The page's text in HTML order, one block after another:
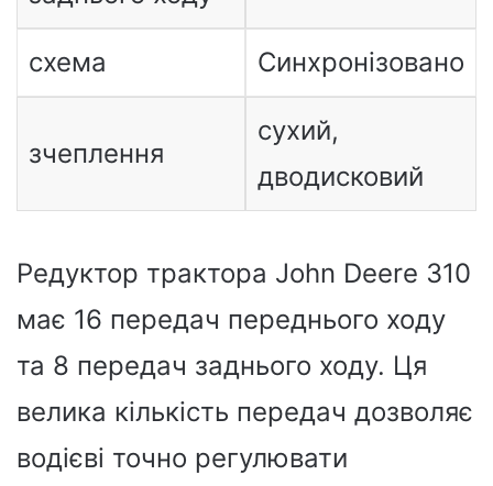
схема Синхронізовано
зчеплення
сухий,
дводисковий
Редуктор трактора John Deere 310
має 16 передач переднього ходу
та 8 передач заднього ходу. Ця
велика кількість передач дозволяє
водієві точно регулювати